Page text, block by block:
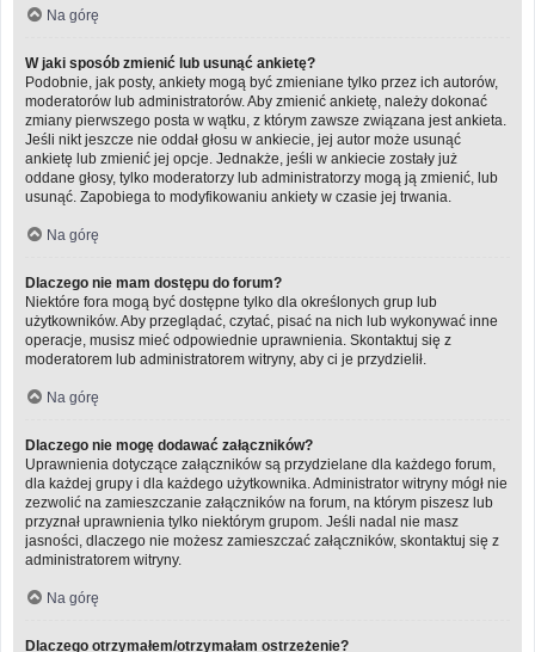
Na górę
W jaki sposób zmienić lub usunąć ankietę?
Podobnie, jak posty, ankiety mogą być zmieniane tylko przez ich autorów,
moderatorów lub administratorów. Aby zmienić ankietę, należy dokonać
zmiany pierwszego posta w wątku, z którym zawsze związana jest ankieta.
Jeśli nikt jeszcze nie oddał głosu w ankiecie, jej autor może usunąć
ankietę lub zmienić jej opcje. Jednakże, jeśli w ankiecie zostały już
oddane głosy, tylko moderatorzy lub administratorzy mogą ją zmienić, lub
usunąć. Zapobiega to modyfikowaniu ankiety w czasie jej trwania.
Na górę
Dlaczego nie mam dostępu do forum?
Niektóre fora mogą być dostępne tylko dla określonych grup lub
użytkowników. Aby przeglądać, czytać, pisać na nich lub wykonywać inne
operacje, musisz mieć odpowiednie uprawnienia. Skontaktuj się z
moderatorem lub administratorem witryny, aby ci je przydzielił.
Na górę
Dlaczego nie mogę dodawać załączników?
Uprawnienia dotyczące załączników są przydzielane dla każdego forum,
dla każdej grupy i dla każdego użytkownika. Administrator witryny mógł nie
zezwolić na zamieszczanie załączników na forum, na którym piszesz lub
przyznał uprawnienia tylko niektórym grupom. Jeśli nadal nie masz
jasności, dlaczego nie możesz zamieszczać załączników, skontaktuj się z
administratorem witryny.
Na górę
Dlaczego otrzymałem/otrzymałam ostrzeżenie?